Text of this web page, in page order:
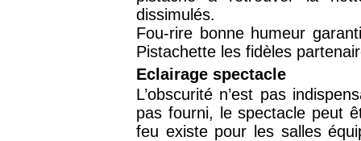
dissimulés.
Fou-rire bonne humeur
Pistachette les fidèles
Eclairage spectacle
L’obscurité n’est pas
pas fourni, le spectacle peut
feu existe pour les salles